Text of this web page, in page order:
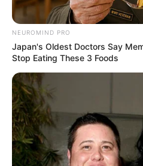
Freizeit- und
Freizeitparks
Achterbahnen,
Unterhaltung und Abwechslung.
Kanu- und
In allen
Hierzu gehören
NEUROMIND PRO
Japan's Oldest Doctors Say
Stop Eating These 3 Foods